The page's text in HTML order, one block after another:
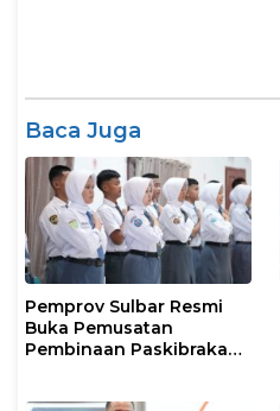
Baca Juga
Pemprov Sulbar Resmi
Buka Pemusatan
Pembinaan Paskibraka